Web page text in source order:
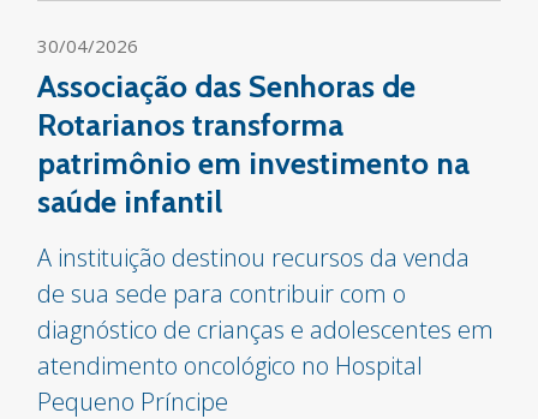
30/04/2026
Associação das Senhoras de
Rotarianos transforma
patrimônio em investimento na
saúde infantil
A instituição destinou recursos da venda
de sua sede para contribuir com o
diagnóstico de crianças e adolescentes em
atendimento oncológico no Hospital
Pequeno Príncipe